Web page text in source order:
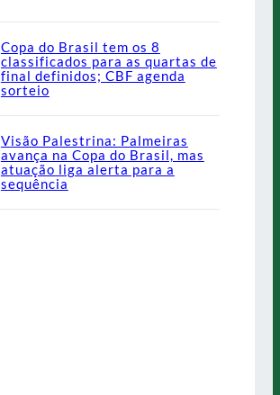
Copa do Brasil tem os 8
classificados para as quartas de
final definidos; CBF agenda
sorteio
Visão Palestrina: Palmeiras
avança na Copa do Brasil, mas
atuação liga alerta para a
sequência